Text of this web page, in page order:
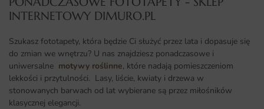
INTERNETOWY DIMURO.PL​
Szukasz fototapety, która będzie Ci służyć przez lata i dopasuje się
do zmian we wnętrzu? U nas znajdziesz ponadczasowe i
uniwersalne motywy roślinne, które nadają pomieszczeniom
lekkości i przytulności. Lasy, liście, kwiaty i drzewa w
stonowanych barwach od lat wybierane są przez miłośników
klasycznej elegancji.